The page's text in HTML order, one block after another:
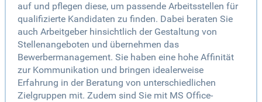
auf und pflegen diese, um passende Arbeitsstellen für
qualifizierte Kandidaten zu finden. Dabei beraten Sie
auch Arbeitgeber hinsichtlich der Gestaltung von
Stellenangeboten und übernehmen das
Bewerbermanagement. Sie haben eine hohe Affinität
zur Kommunikation und bringen idealerweise
Erfahrung in der Beratung von unterschiedlichen
Zielgruppen mit. Zudem sind Sie mit MS Office-